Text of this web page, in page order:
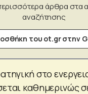
άρθρα στα
αναζήτησης
του ot.gr στην
στο
καθημερινώς